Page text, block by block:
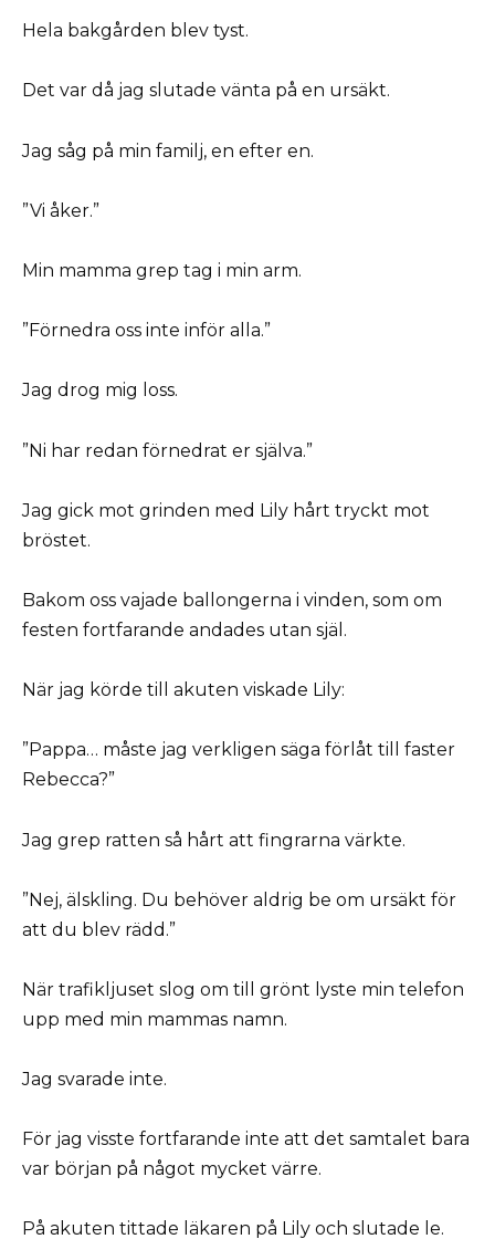
Hela bakgården blev tyst.
Det var då jag slutade vänta på en ursäkt.
Jag såg på min familj, en efter en.
”Vi åker.”
Min mamma grep tag i min arm.
”Förnedra oss inte inför alla.”
Jag drog mig loss.
”Ni har redan förnedrat er själva.”
Jag gick mot grinden med Lily hårt tryckt mot
bröstet.
Bakom oss vajade ballongerna i vinden, som om
festen fortfarande andades utan själ.
När jag körde till akuten viskade Lily:
”Pappa… måste jag verkligen säga förlåt till faster
Rebecca?”
Jag grep ratten så hårt att fingrarna värkte.
”Nej, älskling. Du behöver aldrig be om ursäkt för
att du blev rädd.”
När trafikljuset slog om till grönt lyste min telefon
upp med min mammas namn.
Jag svarade inte.
För jag visste fortfarande inte att det samtalet bara
var början på något mycket värre.
På akuten tittade läkaren på Lily och slutade le.